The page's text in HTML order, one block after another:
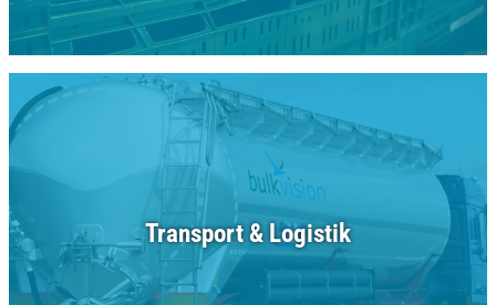
Transport & Logistik